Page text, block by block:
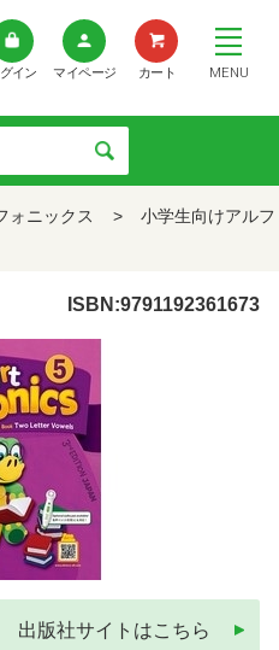
イン マイページ カート MENU
ォニックス >
小学生向けアルフ
ISBN:9791192361673
出版社サイトはこちら